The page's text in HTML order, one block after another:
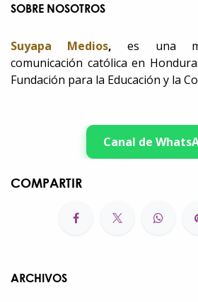
SOBRE NOSOTROS
Suyapa Medios, es una
comunicación católica en
Fundación para la Educación y la
Canal de
COMPARTIR
ARCHIVOS